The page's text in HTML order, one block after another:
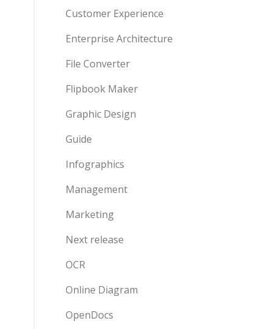
Customer Experience
Enterprise Architecture
File Converter
Flipbook Maker
Graphic Design
Guide
Infographics
Management
Marketing
Next release
OCR
Online Diagram
OpenDocs